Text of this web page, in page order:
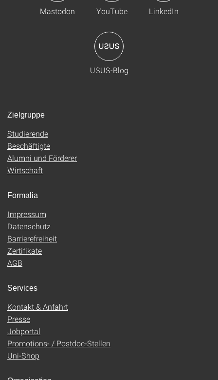
Mastodon YouTube LinkedIn
USUS-Blog
Zielgruppe
Studierende
Beschäftigte
Alumni und Förderer
Wirtschaft
Formalia
Impressum
Datenschutz
Barrierefreiheit
Zertifikate
AGB
Services
Kontakt & Anfahrt
Presse
Jobportal
Promotions- / Postdoc-Stellen
Uni-Shop